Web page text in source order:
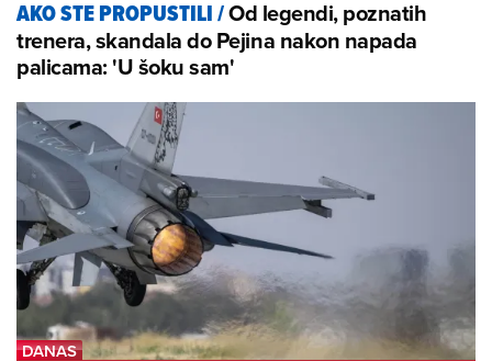
AKO STE PROPUSTILI/Od legendi, poznatih
trenera, skandala do Pejina nakon napada
palicama: 'U šoku sam'